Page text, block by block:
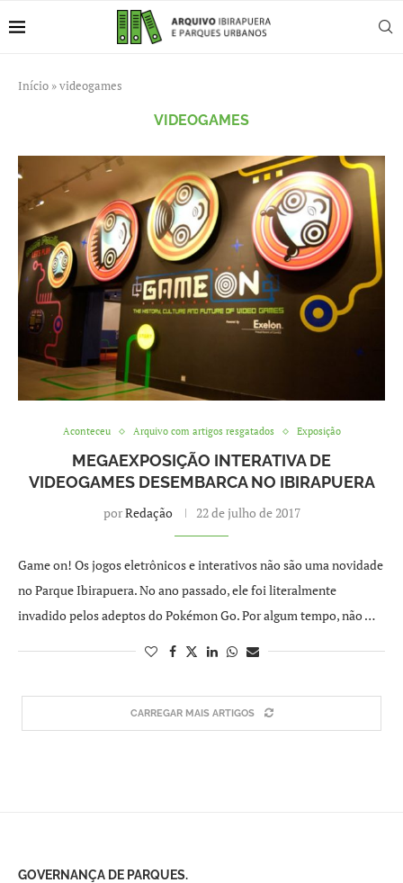
Início »videogames
VIDEOGAMES
Aconteceu Arquivo com artigos resgatados Exposição
MEGAEXPOSIÇÃO INTERATIVA DE
VIDEOGAMES DESEMBARCA NO IBIRAPUERA
porRedação 22 de julho de 2017
Game on! Os jogos eletrônicos e interativos não são uma novidade
no Parque Ibirapuera. No ano passado, ele foi literalmente
invadido pelos adeptos do Pokémon Go. Por algum tempo, não …
CARREGAR MAIS ARTIGOS
GOVERNANÇA DE PARQUES.